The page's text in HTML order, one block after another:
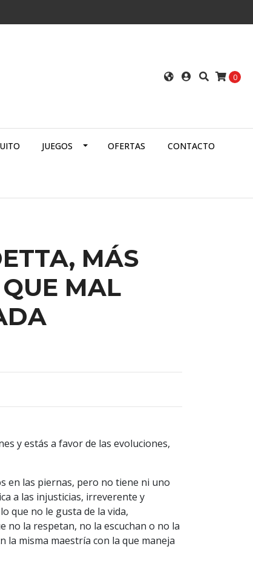
0
JUEGOS OFERTAS CONTACTO
MÁS
MAL
y estás a favor de las evoluciones,
en las piernas, pero no tiene ni uno
a las injusticias, irreverente y
que no le gusta de la vida,
no la respetan, no la escuchan o no la
la misma maestría con la que maneja